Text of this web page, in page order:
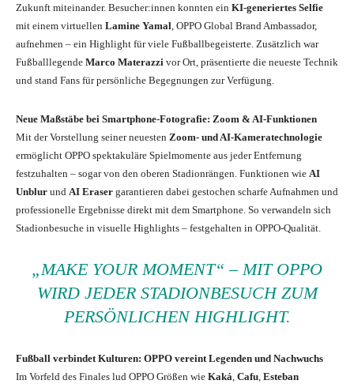
Zukunft miteinander. Besucher:innen konnten ein KI-generiertes Selfie
mit einem virtuellen Lamine Yamal , OPPO Global Brand Ambassador,
aufnehmen – ein Highlight für viele Fußballbegeisterte. Zusätzlich war
Fußballlegende Marco Materazzi vor Ort, präsentierte die neueste Technik
und stand Fans für persönliche Begegnungen zur Verfügung.
Neue Maßstäbe bei Smartphone-Fotografie: Zoom & AI-Funktionen
Mit der Vorstellung seiner neuesten Zoom- und AI-Kameratechnologie
ermöglicht OPPO spektakuläre Spielmomente aus jeder Entfernung
festzuhalten – sogar von den oberen Stadionrängen. Funktionen wie AI
Unblur und AI Eraser garantieren dabei gestochen scharfe Aufnahmen und
professionelle Ergebnisse direkt mit dem Smartphone. So verwandeln sich
Stadionbesuche in visuelle Highlights – festgehalten in OPPO-Qualität.
„MAKE YOUR MOMENT“ – MIT OPPO
WIRD JEDER STADIONBESUCH ZUM
PERSÖNLICHEN HIGHLIGHT.
Fußball verbindet Kulturen: OPPO vereint Legenden und Nachwuchs
Im Vorfeld des Finales lud OPPO Größen wie Kaká Cafu Esteban